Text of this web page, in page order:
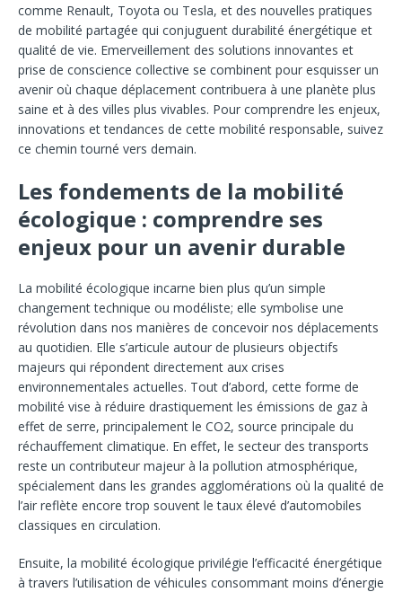
comme Renault, Toyota ou Tesla, et des nouvelles pratiques
de mobilité partagée qui conjuguent durabilité énergétique et
qualité de vie. Emerveillement des solutions innovantes et
prise de conscience collective se combinent pour esquisser un
avenir où chaque déplacement contribuera à une planète plus
saine et à des villes plus vivables. Pour comprendre les enjeux,
innovations et tendances de cette mobilité responsable, suivez
ce chemin tourné vers demain.
Les fondements de la mobilité
écologique : comprendre ses
enjeux pour un avenir durable
La mobilité écologique incarne bien plus qu’un simple
changement technique ou modéliste; elle symbolise une
révolution dans nos manières de concevoir nos déplacements
au quotidien. Elle s’articule autour de plusieurs objectifs
majeurs qui répondent directement aux crises
environnementales actuelles. Tout d’abord, cette forme de
mobilité vise à réduire drastiquement les émissions de gaz à
effet de serre, principalement le CO2, source principale du
réchauffement climatique. En effet, le secteur des transports
reste un contributeur majeur à la pollution atmosphérique,
spécialement dans les grandes agglomérations où la qualité de
l’air reflète encore trop souvent le taux élevé d’automobiles
classiques en circulation.
Ensuite, la mobilité écologique privilégie l’efficacité énergétique
à travers l’utilisation de véhicules consommant moins d’énergie